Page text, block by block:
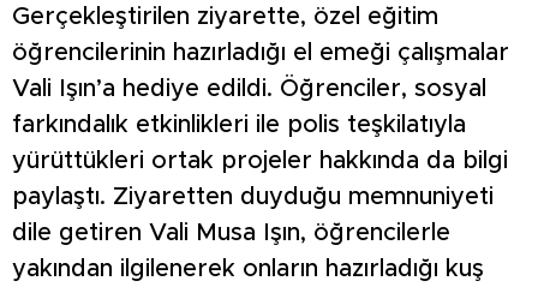
Gerçekleştirilen ziyarette, özel eğitim
öğrencilerinin hazırladığı el emeği çalışmalar
Vali Işın’a hediye edildi. Öğrenciler, sosyal
farkındalık etkinlikleri ile polis teşkilatıyla
yürüttükleri ortak projeler hakkında da bilgi
paylaştı. Ziyaretten duyduğu memnuniyeti
dile getiren Vali Musa Işın, öğrencilerle
yakından ilgilenerek onların hazırladığı kuş